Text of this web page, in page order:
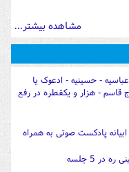
مشاهده بیشتر...
- حسینیه - ادعوک یا
قاسم - هزار و یکقطره در رفع
پادکست صوتی به همراه
5 جلسه